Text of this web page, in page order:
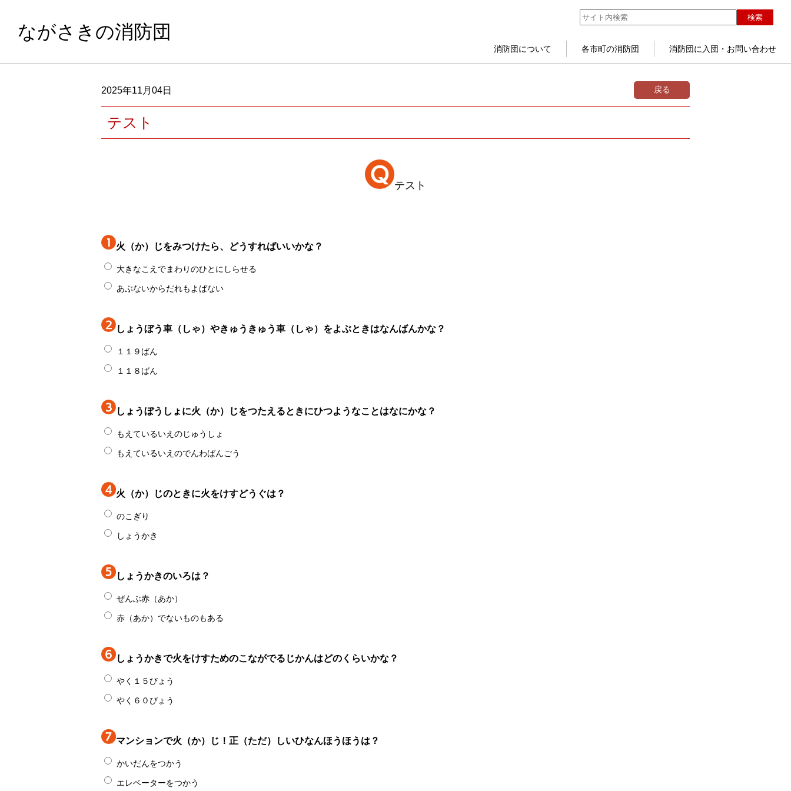
ながさきの消防団
検索
消防団について 各市町の消防団 消防団に入団・お問い合わせ
2025年11月04日 戻る
テスト
テスト
火（か）じをみつけたら、どうすればいいかな？
大きなこえでまわりのひとにしらせる
あぶないからだれもよばない
しょうぼう車（しゃ）やきゅうきゅう車（しゃ）をよぶときはなんばんかな？
１１９ばん
１１８ばん
しょうぼうしょに火（か）じをつたえるときにひつようなことはなにかな？
もえているいえのじゅうしょ
もえているいえのでんわばんごう
火（か）じのときに火をけすどうぐは？
のこぎり
しょうかき
しょうかきのいろは？
ぜんぶ赤（あか）
赤（あか）でないものもある
しょうかきで火をけすためのこながでるじかんはどのくらいかな？
やく１５びょう
やく６０びょう
マンションで火（か）じ！正（ただ）しいひなんほうほうは？
かいだんをつかう
エレベーターをつかう